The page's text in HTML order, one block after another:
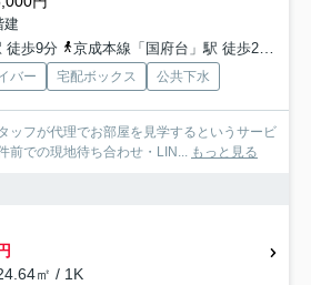
建
徒歩9分
京成本線「国府台」駅 徒歩21分
バー 宅配ボックス 公共下水
ッフが代理でお部屋を見学するというサービ
前での現地待ち合わせ・LIN... もっと見る
㎡ / 1K